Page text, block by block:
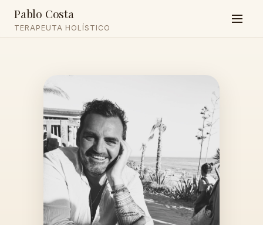
Pablo Costa
TERAPEUTA HOLÍSTICO